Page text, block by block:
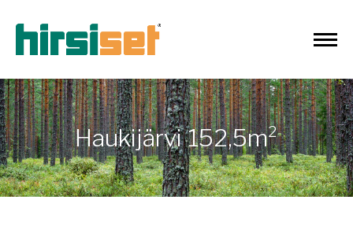
Haukijärvi 152,5m²